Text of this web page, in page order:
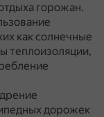
горожан.
как солнечные
теплоизоляции,
дорожек